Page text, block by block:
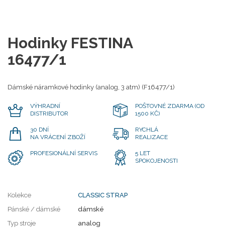
Hodinky FESTINA
16477/1
Dámské náramkové hodinky (analog, 3 atm) (F16477/1)
VÝHRADNÍ
DISTRIBUTOR
POŠTOVNÉ ZDARMA (OD
1500 KČ)
30 DNÍ
NA VRÁCENÍ ZBOŽÍ
RYCHLÁ
REALIZACE
PROFESIONÁLNÍ SERVIS
5 LET
SPOKOJENOSTI
Kolekce
CLASSIC STRAP
Pánské / dámské
dámské
Typ stroje
analog